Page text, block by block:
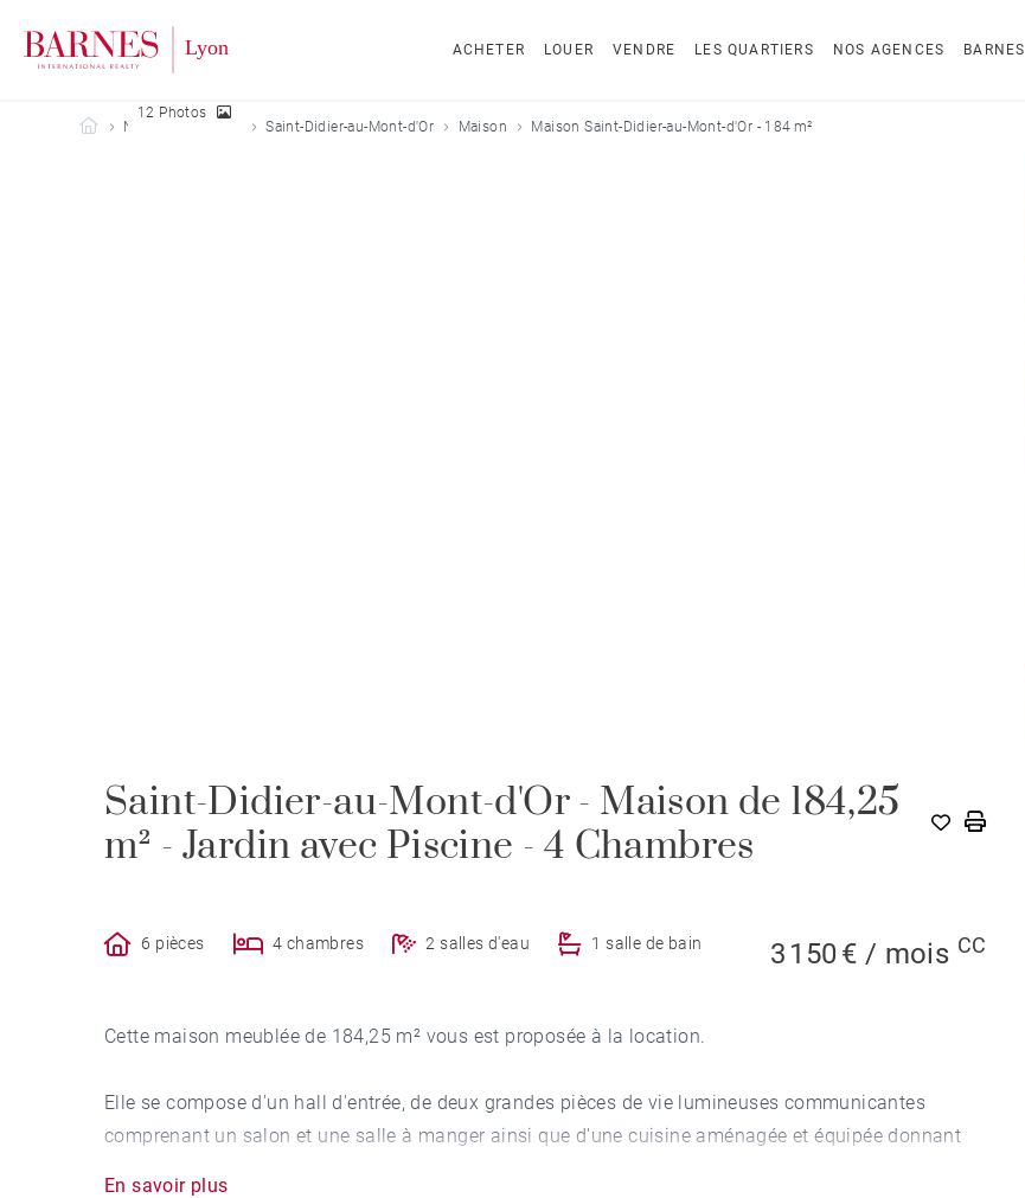
ACHETER LOUER VENDRE LES QUARTIERS NOS AGENCES BARNES
Barnes Lyon
Nos biens à louer Saint-Didier-au-Mont-d'Or Maison Maison Saint-Didier-au-Mont-d'Or - 184 m²
12 Photos
Saint-Didier-au-Mont-d'Or - Maison de 184,25
m² - Jardin avec Piscine - 4 Chambres
6 pièces 4 chambres 2 salles d'eau 1 salle de bain 3 150 € / mois CC
Cette maison meublée de 184,25 m² vous est proposée à la location.
Elle se compose d'un hall d'entrée, de deux grandes pièces de vie lumineuses communicantes
comprenant un salon et une salle à manger ainsi que d'une cuisine aménagée et équipée donnant
En savoir plus